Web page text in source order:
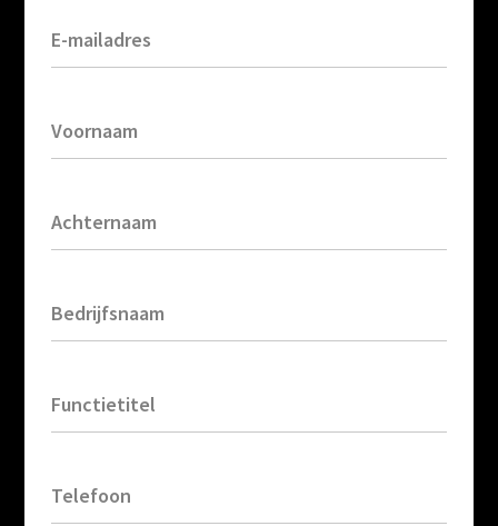
E-mailadres
Voornaam
Achternaam
Bedrijfsnaam
Functietitel
Telefoon